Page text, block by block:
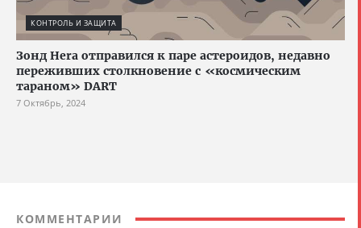
КОНТРОЛЬ И ЗАЩИТА
Зонд Hera отправился к паре астероидов, недавно
переживших столкновение с «космическим
тараном» DART
7 Октябрь, 2024
КОММЕНТАРИИ